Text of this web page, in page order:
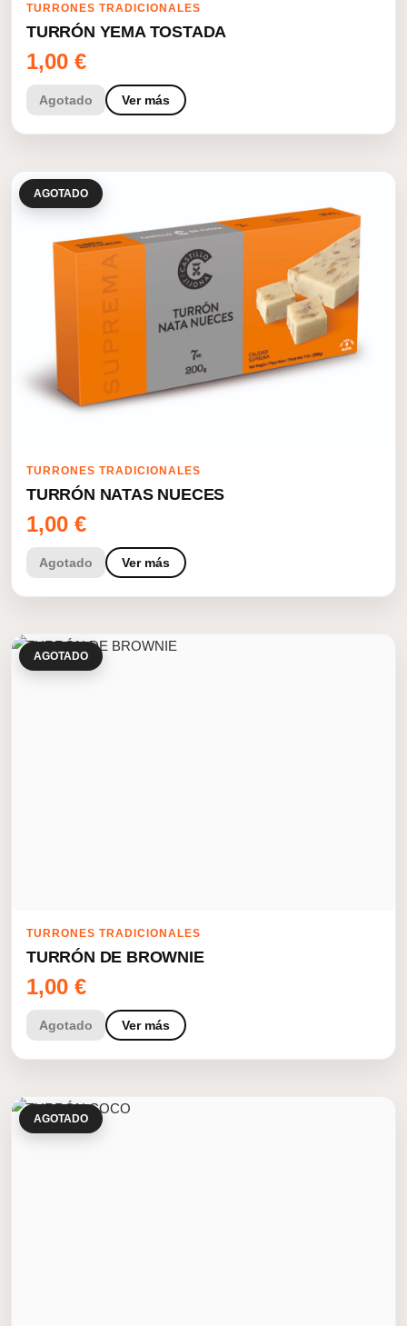
TURRONES TRADICIONALES
TURRÓN YEMA TOSTADA
1,00 €
Agotado Ver más
AGOTADO
TURRONES TRADICIONALES
TURRÓN NATAS NUECES
1,00 €
Agotado Ver más
AGOTADO
TURRONES TRADICIONALES
TURRÓN DE BROWNIE
1,00 €
Agotado Ver más
AGOTADO